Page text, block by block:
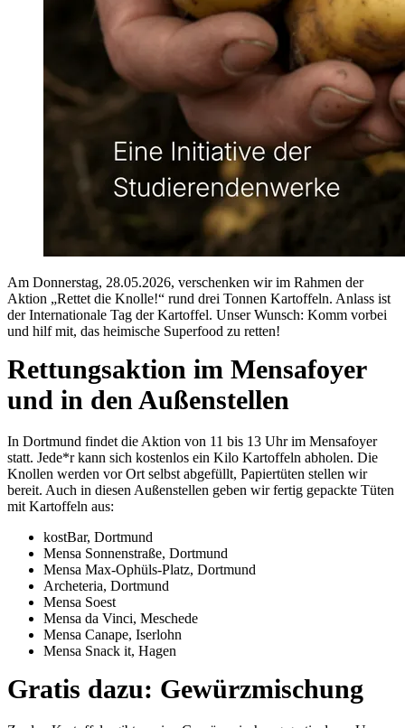
Am Donnerstag, 28.05.2026, verschenken wir im Rahmen der
Aktion „Rettet die Knolle!“ rund drei Tonnen Kartoffeln. Anlass ist
der Internationale Tag der Kartoffel. Unser Wunsch: Komm vorbei
und hilf mit, das heimische Superfood zu retten!
Rettungsaktion im Mensafoyer
und in den Außenstellen
In Dortmund findet die Aktion von 11 bis 13 Uhr im Mensafoyer
statt. Jede*r kann sich kostenlos ein Kilo Kartoffeln abholen. Die
Knollen werden vor Ort selbst abgefüllt, Papiertüten stellen wir
bereit. Auch in diesen Außenstellen geben wir fertig gepackte Tüten
mit Kartoffeln aus:
kostBar, Dortmund
Mensa Sonnenstraße, Dortmund
Mensa Max-Ophüls-Platz, Dortmund
Archeteria, Dortmund
Mensa Soest
Mensa da Vinci, Meschede
Mensa Canape, Iserlohn
Mensa Snack it, Hagen
Gratis dazu: Gewürzmischung